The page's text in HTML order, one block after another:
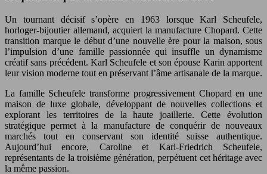
Un tournant décisif s’opère en 1963 lorsque Karl Scheufele,
horloger-bijoutier allemand, acquiert la manufacture Chopard. Cette
transition marque le début d’une nouvelle ère pour la maison, sous
l’impulsion d’une famille passionnée qui insuffle un dynamisme
créatif sans précédent. Karl Scheufele et son épouse Karin apportent
leur vision moderne tout en préservant l’âme artisanale de la marque.
La famille Scheufele transforme progressivement Chopard en une
maison de luxe globale, développant de nouvelles collections et
explorant les territoires de la haute joaillerie. Cette évolution
stratégique permet à la manufacture de conquérir de nouveaux
marchés tout en conservant son identité suisse authentique.
Aujourd’hui encore, Caroline et Karl-Friedrich Scheufele,
représentants de la troisième génération, perpétuent cet héritage avec
la même passion.